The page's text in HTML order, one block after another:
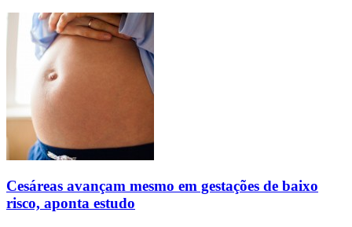
Cesáreas avançam mesmo em gestações de baixo
risco, aponta estudo